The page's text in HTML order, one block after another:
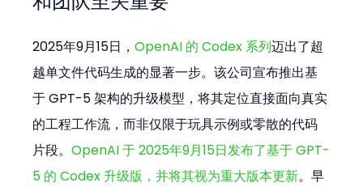
2025年9月15日，OpenAI 的 Codex 系列迈出了超
越单文件代码生成的显著一步。该公司宣布推出基
于 GPT-5 架构的升级模型，将其定位直接面向真实
的工程工作流，而非仅限于玩具示例或零散的代码
片段。OpenAI 于 2025年9月15日发布了基于 GPT-
5 的 Codex 升级版，并将其视为重大版本更新。早